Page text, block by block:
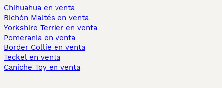
Chihuahua en venta
Bichón Maltés en venta
Yorkshire Terrier en venta
Pomerania en venta
Border Collie en venta
Teckel en venta
Caniche Toy en venta